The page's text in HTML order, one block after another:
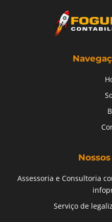
Assessoria e Consultoria
Serviço de